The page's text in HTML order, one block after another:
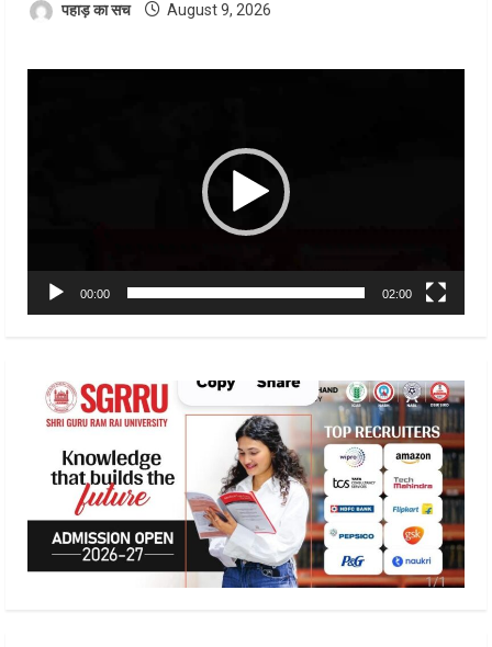
पहाड़ का सच August 9, 2026
00:00 02:00